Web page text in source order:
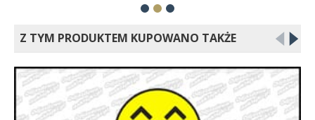
Z TYM PRODUKTEM KUPOWANO TAKŻE